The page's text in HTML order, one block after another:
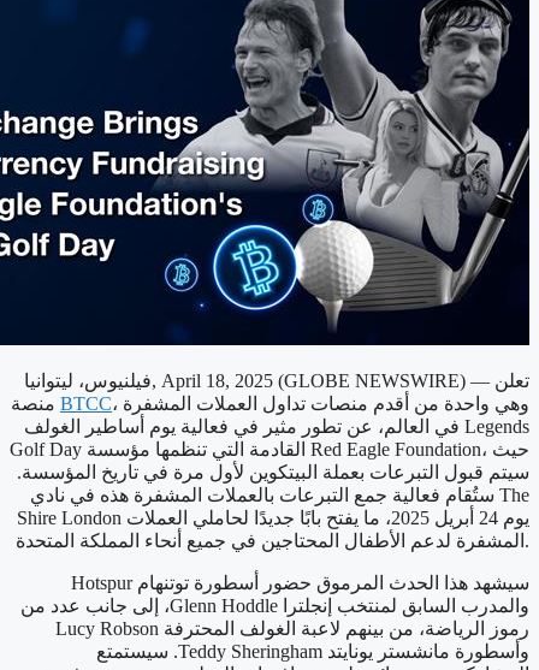
فيلنيوس، ليتوانيا, April 18, 2025 (GLOBE NEWSWIRE) — تعلن
BTCC، وهي واحدة من أقدم منصات تداول العملات المشفرة
في العالم، عن تطور مثير في فعالية يوم أساطير الغولف Legends
Golf Day القادمة التي تنظمها مؤسسة Red Eagle Foundation، حيث
سيتم قبول التبرعات بعملة البيتكوين لأول مرة في تاريخ المؤسسة.
ستُقام فعالية جمع التبرعات بالعملات المشفرة هذه في نادي The
Shire London يوم 24 أبريل 2025، ما يفتح بابًا جديدًا لحاملي العملات
المشفرة لدعم الأطفال المحتاجين في جميع أنحاء المملكة المتحدة.
سيشهد هذا الحدث المرموق حضور أسطورة توتنهام Hotspur
والمدرب السابق لمنتخب إنجلترا Glenn Hoddle، إلى جانب عدد من
رموز الرياضة، من بينهم لاعبة الغولف المحترفة Lucy Robson
وأسطورة مانشستر يونايتد Teddy Sheringham. سيستمتع